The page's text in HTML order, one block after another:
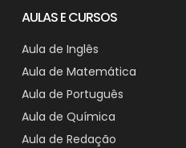
AULAS E CURSOS
Aula de Inglês
Aula de Matemática
Aula de Português
Aula de Química
Aula de Redação